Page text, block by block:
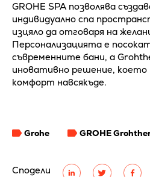
Сподели
GROHE SPA позволява
индивидуално спа
изцяло да отговаря на
Персонализацията е
съвременните бани, а
иновативно решение, което
комфорт навсякъде.
Grohe GROHE